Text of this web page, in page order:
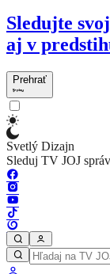
Sledujte
aj v
Prehrať
Svetlý Dizajn
Sleduj TV JOJ